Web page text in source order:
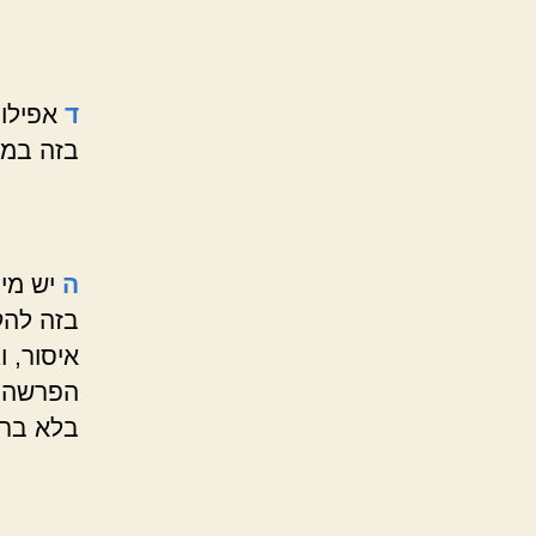
ד
בזה
ה יש
בזה
איסור,
בלא